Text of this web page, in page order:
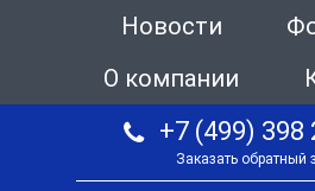
Новости
О компании
+7 (499) 398
Заказать обратный